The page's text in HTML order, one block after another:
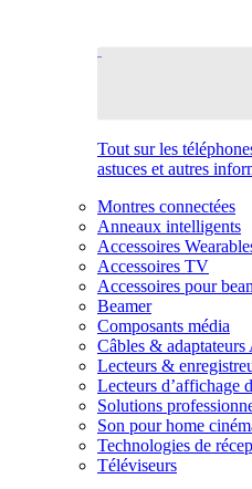
Tout sur les
astuces et autres
Montres connectées
Anneaux intelligents
Accessoires
Accessoires TV
Accessoires pour
Beamer
Composants média
Câbles & adaptateurs
Lecteurs &
Lecteurs d’affichage
Solutions
Son pour home
Technologies de
Téléviseurs